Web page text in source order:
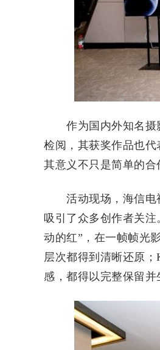
作为国内外知名摄影
检阅，其获奖作品也代
其意义不只是简单的合
活动现场，海信电视
吸引了众多创作者关
动的红”，在一帧帧光
层次都得到清晰还原
感，都得以完整保留并